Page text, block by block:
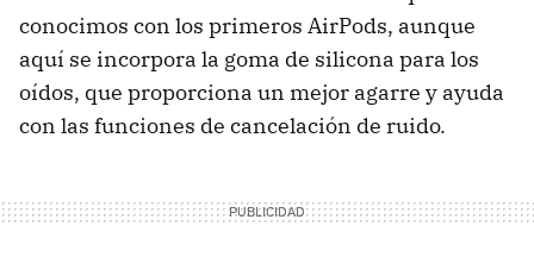
conocimos con los primeros AirPods, aunque
aquí se incorpora la goma de silicona para los
oídos, que proporciona un mejor agarre y ayuda
con las funciones de cancelación de ruido.